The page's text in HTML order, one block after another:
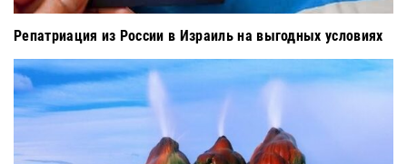
Репатриация из России в Израиль на выгодных условиях